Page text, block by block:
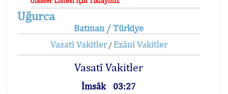
Uğurca
Batman / Türkiye
Vasatî Vakitler/ Ezânî Vakitler
Vasatî Vakitler
İmsâk
03:27